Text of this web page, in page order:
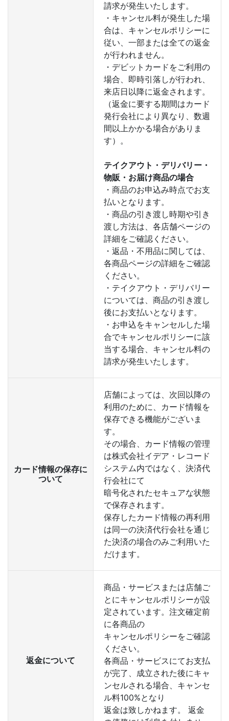
請求が発生いたします。
・キャンセル料が発生した場
合は、キャンセルポリシーに
従い、一部または全ての返金
が行われません。
・デビットカードをご利用の
場合、即時引落しが行われ、
来店日以降に返金されます。
（返金に要する期間はカード
発行会社により異なり、数週
間以上かかる場合がありま
す）。
テイクアウト・デリバリー・
物販・お届け商品の場合
・商品のお申込み時点でお支
払いとなります。
・商品の引き渡し時期や引き
渡し方法は、各店舗ページの
詳細をご確認ください。
・返品・不用品に関しては、
各商品ページの詳細をご確認
ください。
・テイクアウト・デリバリー
については、商品の引き渡し
後にお支払いとなります。
・お申込をキャンセルした場
合でキャンセルポリシーに該
当する場合、キャンセル料の
請求が発生いたします。
カード情報の保存に
ついて
店舗によっては、次回以降の
利用のために、カード情報を
保存できる機能がございま
す。
その場合、カード情報の管理
は株式会社イデア・レコード
システム内ではなく、決済代
行会社にて
暗号化されたセキュアな状態
で保存されます。
保存したカード情報の再利用
は同一の決済代行会社を通じ
た決済の場合のみご利用いた
だけます。
返金について
商品・サービスまたは店舗ご
とにキャンセルポリシーが設
定されています。注文確定前
に各商品の
キャンセルポリシーをご確認
ください。
各商品・サービスにてお支払
が完了、成立された後にキャ
ンセルされる場合、キャンセ
ル料100%となり
返金は致しかねます。 返金